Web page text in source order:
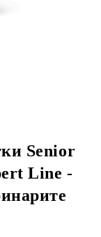
Senior
Line -